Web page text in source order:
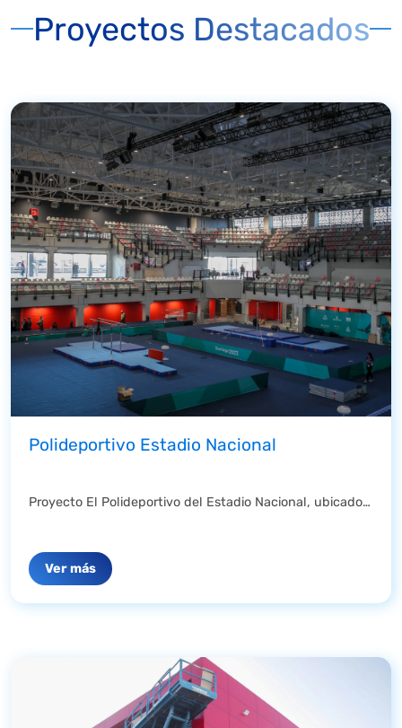
Proyectos Destacados
Polideportivo Estadio Nacional
Proyecto El Polideportivo del Estadio Nacional, ubicado en Av. Grecia 2001, Ñuñoa, es un ...
Ver más